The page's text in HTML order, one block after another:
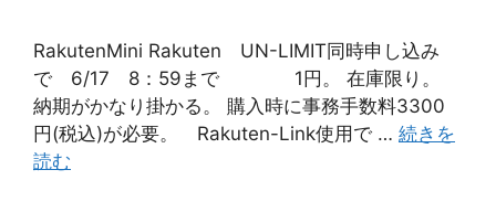
RakutenMini Rakuten UN-LIMIT同時申し込み
で 6/17 8：59まで 1円。 在庫限り。
納期がかなり掛かる。 購入時に事務手数料3300
円(税込)が必要。 Rakuten-Link使用で … 続きを
読む